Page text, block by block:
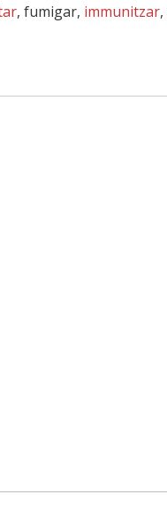
, fumigar, immunitzar,